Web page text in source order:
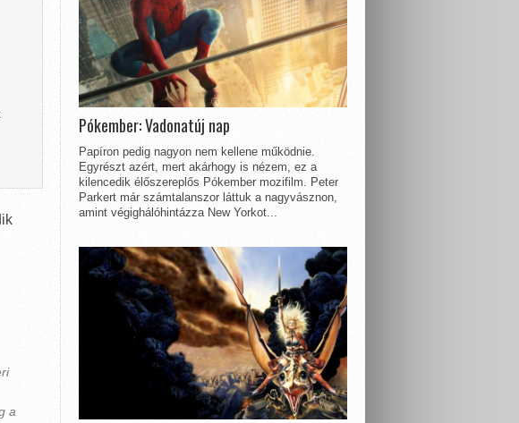
a
Pókember: Vadonatúj nap
Papíron pedig nagyon nem kellene működnie.
Egyrészt azért, mert akárhogy is nézem, ez a
kilencedik élőszereplős Pókember mozifilm. Peter
Parkert már számtalanszor láttuk a nagyvásznon,
amint végighálóhintázza New Yorkot...